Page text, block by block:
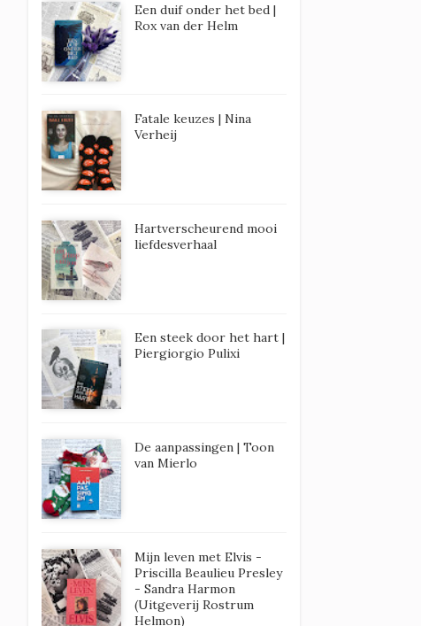
Een duif onder het bed |
Rox van der Helm
Fatale keuzes | Nina
Verheij
Hartverscheurend mooi
liefdesverhaal
Een steek door het hart |
Piergiorgio Pulixi
De aanpassingen | Toon
van Mierlo
Mijn leven met Elvis -
Priscilla Beaulieu Presley
- Sandra Harmon
(Uitgeverij Rostrum
Helmon)